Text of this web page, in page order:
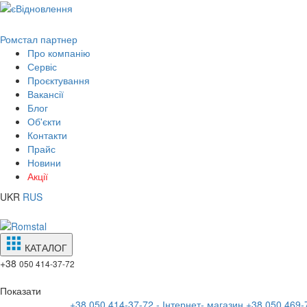
Ромстал партнер
Про компанію
Сервіс
Проєктування
Вакансії
Блог
Об'єкти
Контакти
Прайс
Новини
Акції
UKR RUS
КАТАЛОГ
+38 050 414-37-72
Показати
+38 050 414-37-72 - Інтернет- магазин +38 050